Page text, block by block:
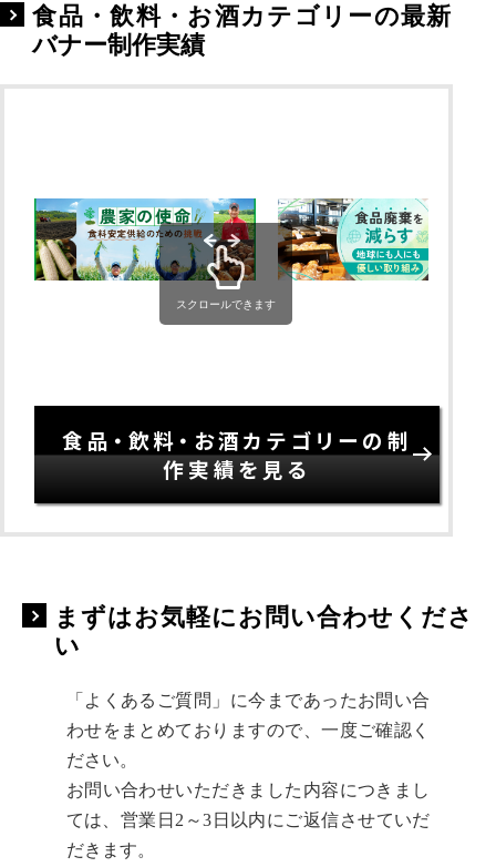
食品・飲料・お酒カテゴリーの最新
バナー制作実績
スクロールできます
食品・飲料・お酒カテゴリーの制
作実績を見る
まずはお気軽にお問い合わせくださ
い
「よくあるご質問」に今まであったお問い合
わせをまとめておりますので、一度ご確認く
ださい。
お問い合わせいただきました内容につきまし
ては、営業日2～3日以内にご返信させていだ
だきます。